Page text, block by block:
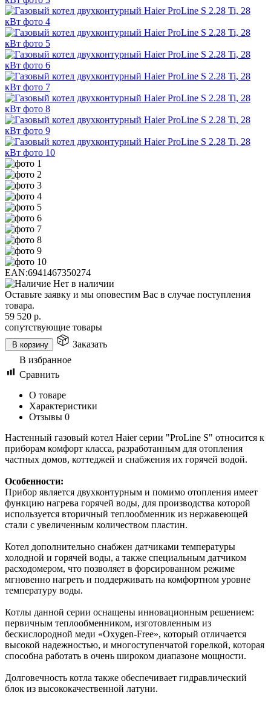
EAN:6941467350274
Нет в наличии
Оставьте заявку и мы оповестим Вас в случае поступления
товара.
59 520 р.
сопутствующие товары
В корзину
Заказать
В избранное
Сравнить
О товаре
Характеристики
Отзывы 0
Настенный газовый котел Haier серии "ProLine S" относится к
приборам комфорт класса, разработанным для отопления
частных домов, коттеджей и снабжения их горячей водой.
Особенности:
Прибор является двухконтурным и помимо отопления имеет
функцию нагрева горячей воды, для производства которой
используется вторичный теплообменник из нержавеющей
стали с увеличенным количеством пластин.
Котел дополнительно снабжен датчиками температуры
холодной и горячей воды, а также специальным датчиком
расходомером, что позволяет в форсированном режиме
мгновенно нагреть и поддерживать на комфортном уровне
температуру воды.
Котлы данной серии оснащены инновационным решением:
первичным теплообменником, изготовленным из
бескислородной меди «Oxygen-Free», который отличается
высокой надежностью, и многоступенчатой горелкой, которая
способна работать в очень широком диапазоне мощности.
Долговечность котла также обеспечивает гидравлический
блок из высококачественной латуни.